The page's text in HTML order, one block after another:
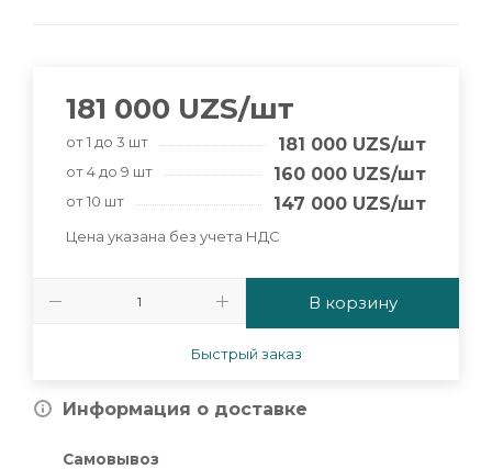
181 000 UZS/шт
от 1 до 3 шт 181 000 UZS/шт
от 4 до 9 шт 160 000 UZS/шт
от 10 шт 147 000 UZS/шт
Цена указана без учета НДС
В корзину
Быстрый заказ
Информация о доставке
Самовывоз